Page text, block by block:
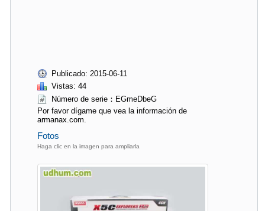
Publicado: 2015-06-11
Vistas: 44
Número de serie：EGmeDbeG
Por favor dígame que vea la información de
armanax.com.
Fotos
Haga clic en la imagen para ampliarla